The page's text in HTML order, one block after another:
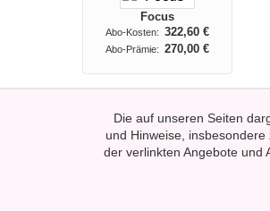
Focus
Abo-Kosten:322,60 €
Abo-Prämie:270,00 €
Die auf unseren Seiten
und Hinweise,
der verlinkten Angebote und